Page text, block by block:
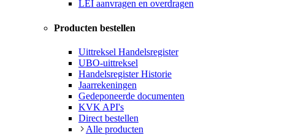
LEI aanvragen en overdragen
Producten bestellen
Uittreksel Handelsregister
UBO-uittreksel
Handelsregister Historie
Jaarrekeningen
Gedeponeerde documenten
KVK API's
Direct bestellen
Alle producten